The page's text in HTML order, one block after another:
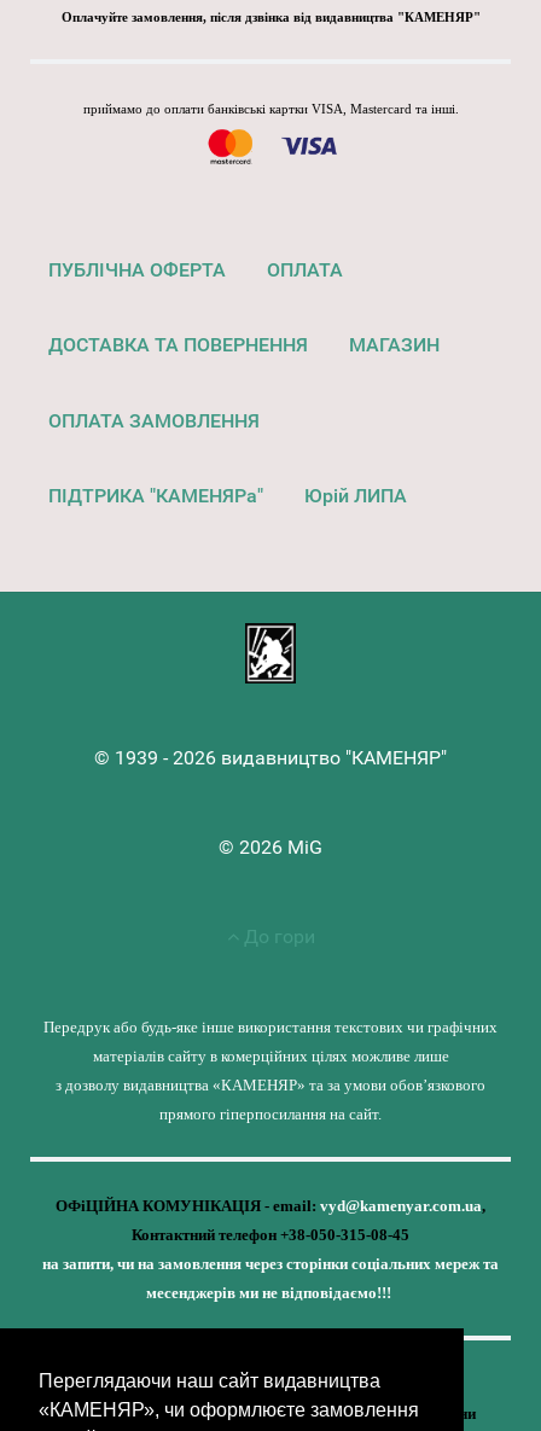
Переглядаючи наш сайт видавництва
«КАМЕНЯР», чи оформлюєте замовлення
Оплачуйте замовлення, після дзвінка від видавництва "КАМЕНЯР"
приймамо до оплати банківські картки VISA, Mastercard та інші.
ПУБЛІЧНА ОФЕРТА ОПЛАТА
ДОСТАВКА ТА ПОВЕРНЕННЯ МАГАЗИН
ОПЛАТА ЗАМОВЛЕННЯ
ПІДТРИКА "КАМЕНЯРа" Юрій ЛИПА
© 1939 - 2026 видавництво "КАМЕНЯР"
© 2026 MiG
До гори
Передрук або будь-яке інше використання текстових чи графічних
матеріалів сайту в комерційних цілях можливе лише
з дозволу видавництва «КАМЕНЯР» та за умови обов’язкового
прямого гіперпосилання на сайт.
ОФіЦІЙНА КОМУНІКАЦІЯ - email: vyd@kamenyar.com.ua,
Контактний телефон +38-050-315-08-45
на запити, чи на замовлення через сторінки соціальних мереж та
месенджерів ми не відповідаємо!!!
Кожне наше видання - це внесок у спротив,
у збереження ідентичності та неминучу перемогу України